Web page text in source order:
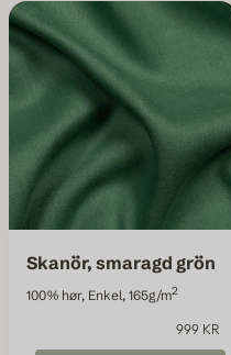
Skanör, smaragd grön
100% hør, Enkel, 165g/m2
999 KR